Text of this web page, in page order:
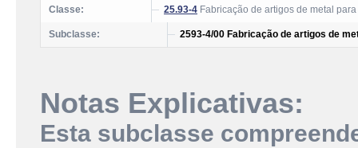
Classe: 25.93-4 Fabricação de artigos de metal
Subclasse: 2593-4/00 Fabricação de artigos de
Notas Explicativas:
Esta subclasse